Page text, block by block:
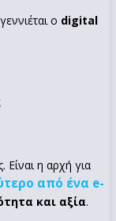
ο digital
η αρχή για
από ένα e-
και αξία.